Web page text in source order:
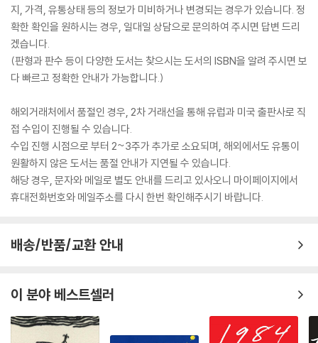
지, 가격, 유통상태 등의 정보가 미비하거나 변경되는 경우가 있습니다. 정
확한 확인을 원하시는 경우, 일대일 상담으로 문의하여 주시면 답변 드리
겠습니다.
(판형과 판수 등이 다양한 도서는 찾으시는 도서의 ISBN을 알려 주시면 보
다 빠르고 정확한 안내가 가능합니다.)
해외거래처에서 품절인 경우, 2차 거래선을 통해 유럽과 미국 출판사로 직
접 수입이 진행될 수 있습니다.
수입 진행 시점으로 부터 2~3주가 추가로 소요되며, 해외에서도 유통이
원활하지 않은 도서는 품절 안내가 지연될 수 있습니다.
해당 경우, 문자와 메일로 별도 안내를 드리고 있사오니 마이페이지에서
휴대전화번호와 메일주소를 다시 한번 확인해주시기 바랍니다.
배송/반품/교환 안내
이 분야 베스트셀러